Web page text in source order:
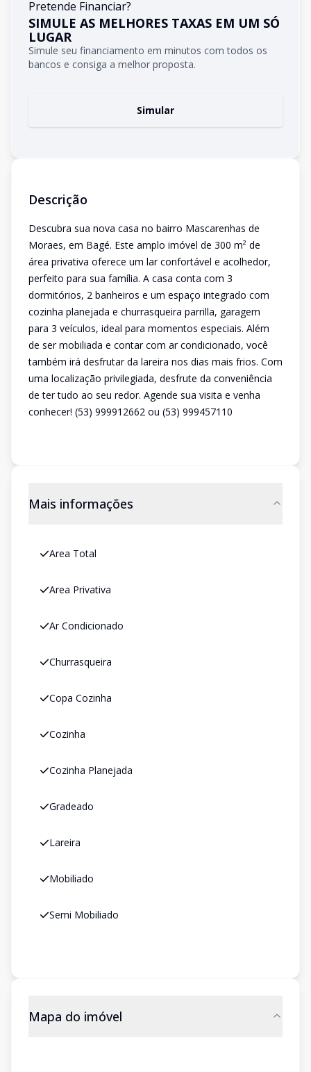
Pretende Financiar?
SIMULE AS MELHORES TAXAS EM UM SÓ
LUGAR
Simule seu financiamento em minutos com todos os
bancos e consiga a melhor proposta.
Simular
Descrição
Descubra sua nova casa no bairro Mascarenhas de
Moraes, em Bagé. Este amplo imóvel de 300 m² de
área privativa oferece um lar confortável e acolhedor,
perfeito para sua família. A casa conta com 3
dormitórios, 2 banheiros e um espaço integrado com
cozinha planejada e churrasqueira parrilla, garagem
para 3 veículos, ideal para momentos especiais. Além
de ser mobiliada e contar com ar condicionado, você
também irá desfrutar da lareira nos dias mais frios. Com
uma localização privilegiada, desfrute da conveniência
de ter tudo ao seu redor. Agende sua visita e venha
conhecer! (53) 999912662 ou (53) 999457110
Mais informações
Area Total
Area Privativa
Ar Condicionado
Churrasqueira
Copa Cozinha
Cozinha
Cozinha Planejada
Gradeado
Lareira
Mobiliado
Semi Mobiliado
Mapa do imóvel